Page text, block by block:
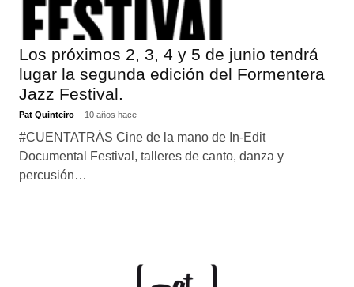
Los próximos 2, 3, 4 y 5 de junio tendrá
lugar la segunda edición del Formentera
Jazz Festival.
Pat Quinteiro 10 años hace
#CUENTATRÁS Cine de la mano de In-Edit
Documental Festival, talleres de canto, danza y
percusión…